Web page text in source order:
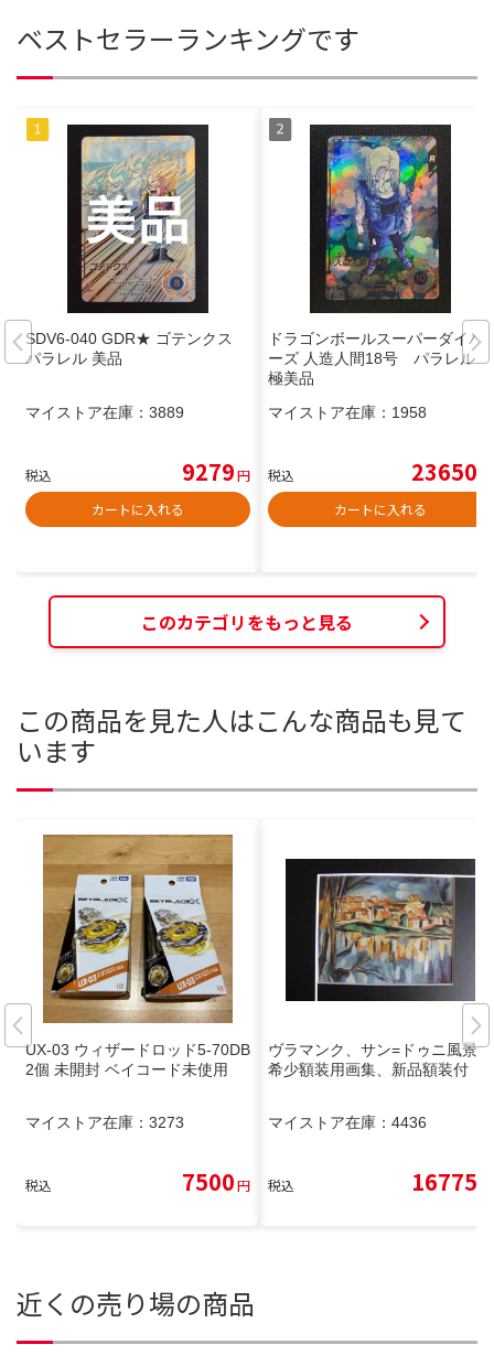
ベストセラーランキングです
SDV6-040 GDR★ ゴテンクス
パラレル 美品
マイストア在庫： 3889
税込 9279円
カートに入れる
ドラゴンボールスーパーダイバ
ーズ 人造人間18号 パラレル
極美品
マイストア在庫： 1958
税込 23650
カートに入れる
このカテゴリをもっと見る
この商品を見た人はこんな商品も見て
います
UX-03 ウィザードロッド5-70DB
2個 未開封 ベイコード未使用
マイストア在庫： 3273
税込 7500円
ヴラマンク、サン=ドゥニ風景、
希少額装用画集、新品額装付
マイストア在庫： 4436
税込 16775
近くの売り場の商品